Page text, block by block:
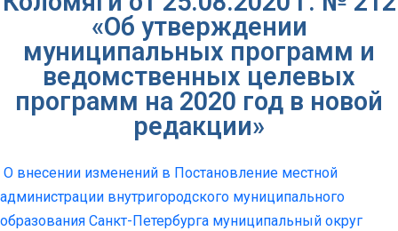
«Об утверждении
муниципальных программ и
ведомственных целевых
программ на 2020 год в новой
редакции»
О внесении изменений в Постановление местной
администрации внутригородского муниципального
образования Санкт-Петербурга муниципальный округ